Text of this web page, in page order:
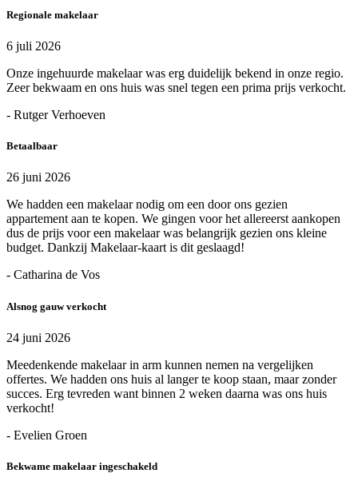
Regionale makelaar
6 juli 2026
Onze ingehuurde makelaar was erg duidelijk bekend in onze regio.
Zeer bekwaam en ons huis was snel tegen een prima prijs verkocht.
- Rutger Verhoeven
Betaalbaar
26 juni 2026
We hadden een makelaar nodig om een door ons gezien
appartement aan te kopen. We gingen voor het allereerst aankopen
dus de prijs voor een makelaar was belangrijk gezien ons kleine
budget. Dankzij Makelaar-kaart is dit geslaagd!
- Catharina de Vos
Alsnog gauw verkocht
24 juni 2026
Meedenkende makelaar in arm kunnen nemen na vergelijken
offertes. We hadden ons huis al langer te koop staan, maar zonder
succes. Erg tevreden want binnen 2 weken daarna was ons huis
verkocht!
- Evelien Groen
Bekwame makelaar ingeschakeld